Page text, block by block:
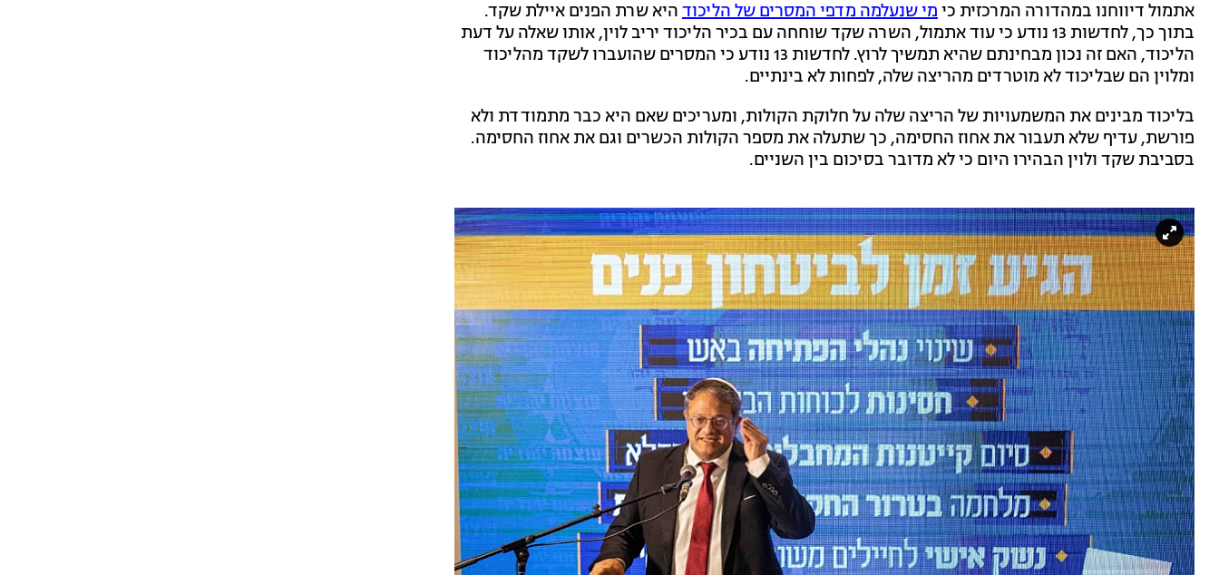
אתמול דיווחנו במהדורה המרכזית כימי שנעלמה מדפי המסרים של הליכוד היא שרת הפנים איילת שקד.
בתוך כך, לחדשות 13 נודע כי עוד אתמול, השרה שקד שוחחה עם בכיר הליכוד יריב לוין, אותו שאלה על דעת
הליכוד, האם זה נכון מבחינתם שהיא תמשיך לרוץ. לחדשות 13 נודע כי המסרים שהועברו לשקד מהליכוד
ומלוין הם שבליכוד לא מוטרדים מהריצה שלה, לפחות לא בינתיים.
בליכוד מבינים את המשמעויות של הריצה שלה על חלוקת הקולות, ומעריכים שאם היא כבר מתמודדת ולא
פורשת, עדיף שלא תעבור את אחוז החסימה, כך שתעלה את מספר הקולות הכשרים וגם את אחוז החסימה.
בסביבת שקד ולוין הבהירו היום כי לא מדובר בסיכום בין השניים.